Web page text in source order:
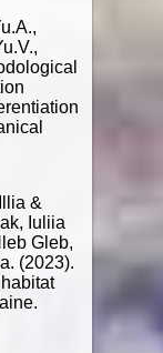
&
Iuliia
Gleb,
(2023).